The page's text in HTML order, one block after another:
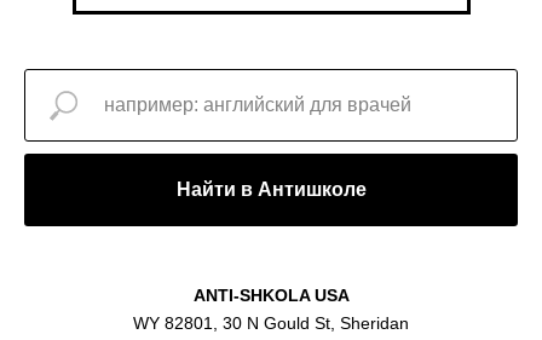
Найти в Антишколе
ANTI-SHKOLA USA
WY 82801, 30 N Gould St, Sheridan